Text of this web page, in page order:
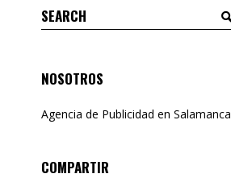
Search
for:
NOSOTROS
Agencia de Publicidad en Salamanca
COMPARTIR